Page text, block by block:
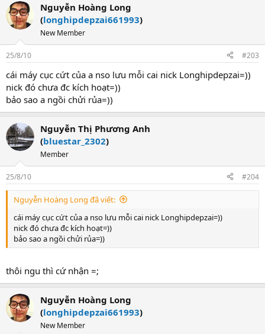
Nguyễn Hoàng Long
(longhipdepzai661993)
New Member
25/8/10 #203
cái máy cục cứt của a nso lưu mỗi cai nick Longhipdepzai=))
nick đó chưa đc kích hoạt=))
bảo sao a ngồi chửi rủa=))
Nguyễn Thị Phương Anh
(bluestar_2302)
Member
25/8/10 #204
Nguyễn Hoàng Long đã viết:
cái máy cục cứt của a nso lưu mỗi cai nick Longhipdepzai=))
nick đó chưa đc kích hoạt=))
bảo sao a ngồi chửi rủa=))
thôi ngu thì cứ nhận =;
Nguyễn Hoàng Long
(longhipdepzai661993)
New Member